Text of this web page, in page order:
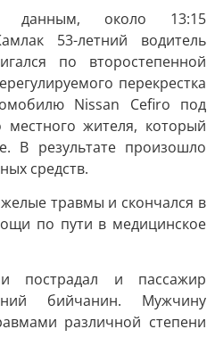
данным, около 13:15
53-летний водитель
по второстепенной
перекрестка
Nissan Cefiro под
местного жителя, который
В результате произошло
средств.
травмы и скончался в
по пути в медицинское
пострадал и пассажир
бийчанин. Мужчину
различной степени